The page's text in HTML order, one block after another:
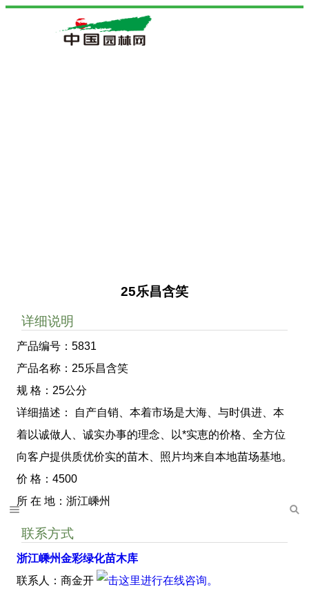
25乐昌含笑
详细说明
产品编号：5831
产品名称：25乐昌含笑
规 格：25公分
详细描述： 自产自销、本着市场是大海、与时俱进、本
着以诚做人、诚实办事的理念、以*实恵的价格、全方位
向客户提供质优价实的苗木、照片均来自本地苗场基地。
价 格：4500
所 在 地：浙江嵊州
联系方式
浙江嵊州金彩绿化苗木库
联系人：商金开